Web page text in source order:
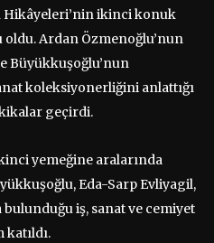
ikinci konuk
oldu. Ardan Özmenoğlu’nun
Büyükkuşoğlu’nun
koleksiyonerliğini anlattığı
geçirdi.
yemeğine aralarında
Eda-Sarp Evliyagil,
bulunduğu iş, sanat ve cemiyet